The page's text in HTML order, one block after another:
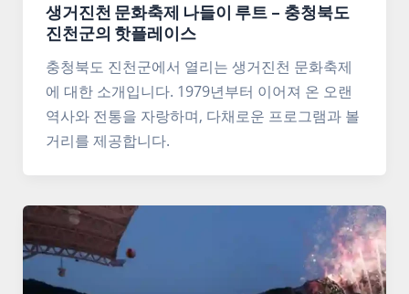
생거진천 문화축제 나들이 루트 – 충청북도
진천군의 핫플레이스
충청북도 진천군에서 열리는 생거진천 문화축제
에 대한 소개입니다. 1979년부터 이어져 온 오랜
역사와 전통을 자랑하며, 다채로운 프로그램과 볼
거리를 제공합니다.